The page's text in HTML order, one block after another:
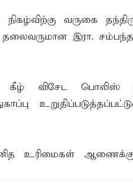
வங்கி – பொலிஸார்
முன்னிட்டு கர்ப்பிணி
எம்.ஏ.எம். ரயீஸுக்கு
வருகை
தலைவருமான இரா.
கீழ் விசேட பொலிஸ்
உரிமைகள்